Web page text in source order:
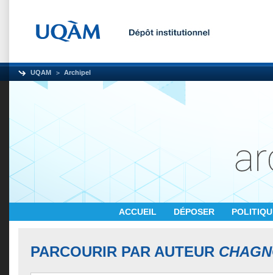
UQAM Archipel
ACCUEIL DÉPOSER
PARCOURIR PAR AUTEUR